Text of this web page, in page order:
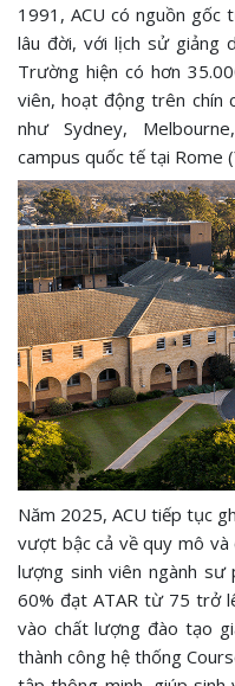
1991, ACU có nguồn gốc
lâu đời, với lịch sử giảng
Trường hiện có hơn
viên, hoạt động trên chín
như Sydney,
campus quốc tế tại Rome
Năm 2025, ACU tiếp tục
vượt bậc cả về quy mô
lượng sinh viên ngành
60% đạt ATAR từ 75 trở
vào chất lượng đào tạo
thành công hệ thống